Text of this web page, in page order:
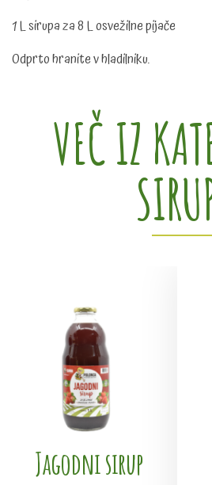
1 L sirupa za 8 L osvežilne pijače
Odprto hranite v hladilniku.
VEČ IZ
Jagodni sirup